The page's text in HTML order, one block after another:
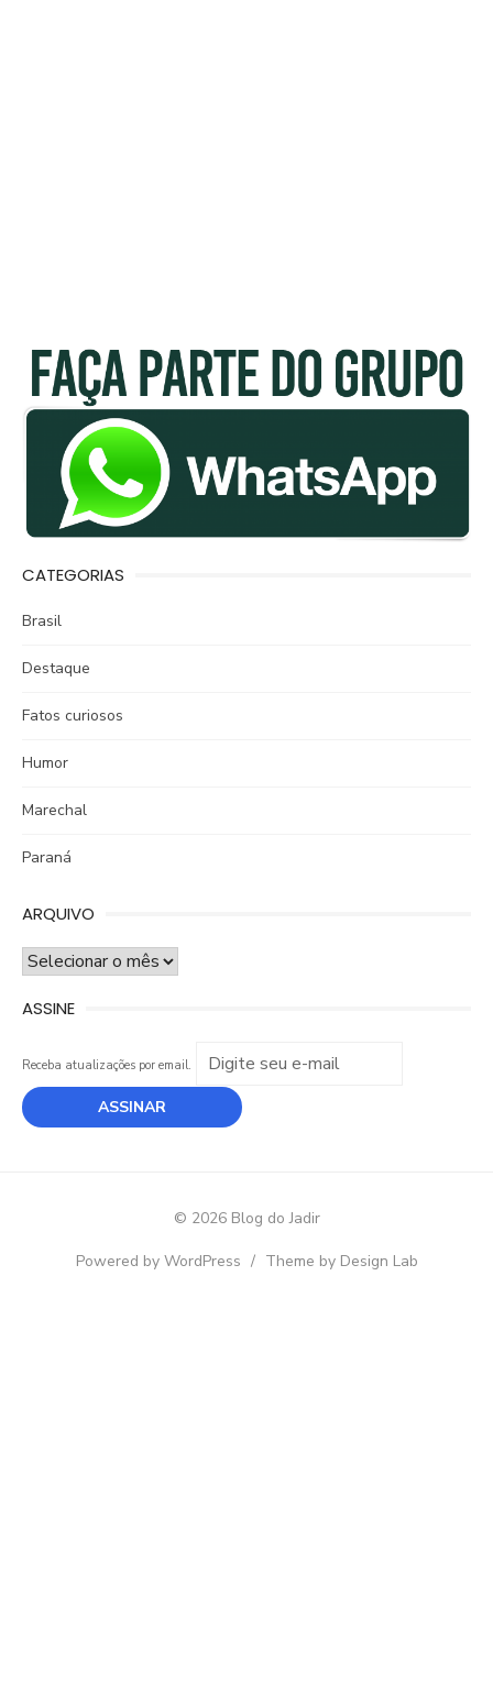
CATEGORIAS
Brasil
Destaque
Fatos curiosos
Humor
Marechal
Paraná
ARQUIVO
ARQUIVO
ASSINE
Receba atualizações por email.
© 2026 Blog do Jadir
Powered by WordPress / Theme by Design Lab